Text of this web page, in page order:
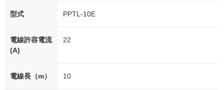
型式 PPTL-10E
電線許容電流
(A)
22
電線長（m） 10